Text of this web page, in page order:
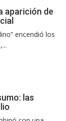
aparición de
encendió los
las